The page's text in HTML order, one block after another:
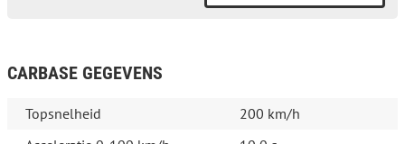
CARBASE GEGEVENS
Topsnelheid
200 km/h